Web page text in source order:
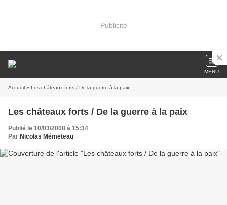
Publicité
MENU
Accueil » Les châteaux forts / De la guerre à la paix
Les châteaux forts / De la guerre à la paix
Publié le 10/03/2008 à 15:34
Par Nicolas Mémeteau